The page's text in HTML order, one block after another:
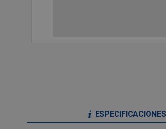
ESPECIFICACIONES